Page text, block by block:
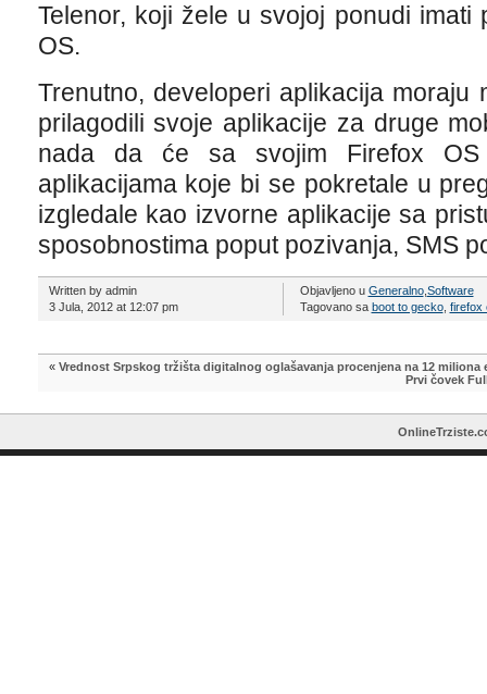
Telenor, koji žele u svojoj ponudi imati
OS.
Trenutno, developeri aplikacija moraju
prilagodili svoje aplikacije za druge
nada da će sa svojim Firefox
aplikacijama koje bi se pokretale u
izgledale kao izvorne aplikacije sa
sposobnostima poput pozivanja, SMS
Written by admin
3 Jula, 2012 at 12:07 pm
Objavljeno u Generalno, Software
Tagovano sa boot to gecko, firefox
« Vrednost Srpskog tržišta digitalnog oglašavanja procenjena na 12 miliona
Prvi čovek